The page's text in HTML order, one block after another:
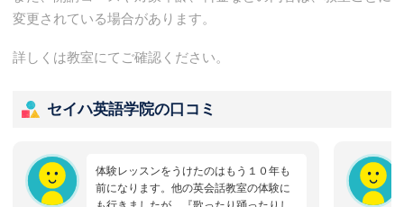
変更されている場合があります。
詳しくは教室にてご確認ください。
セイハ英語学院の口コミ
体験レッスンをうけたのはもう１０年も
前になります。他の英会話教室の体験に